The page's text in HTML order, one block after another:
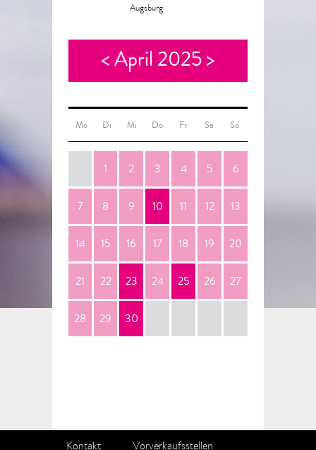
Augsburg
<April 2025>
Mo Di Mi Do Fr Sa So
1 2 3 4 5 6
7 8 9 10 11 12 13
14 15 16 17 18 19 20
21 22 23 24 25 26 27
28 29 30
Kontakt Vorverkaufsstellen